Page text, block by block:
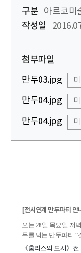
구분 아르코미
작성일
첨부파일
만두03.jpg
만두04.jpg
만두04.jpg
[전시연계 만두파티
오는 28일 목요일 저
두를 먹는 만두파티 “
《홈리스의 도시》